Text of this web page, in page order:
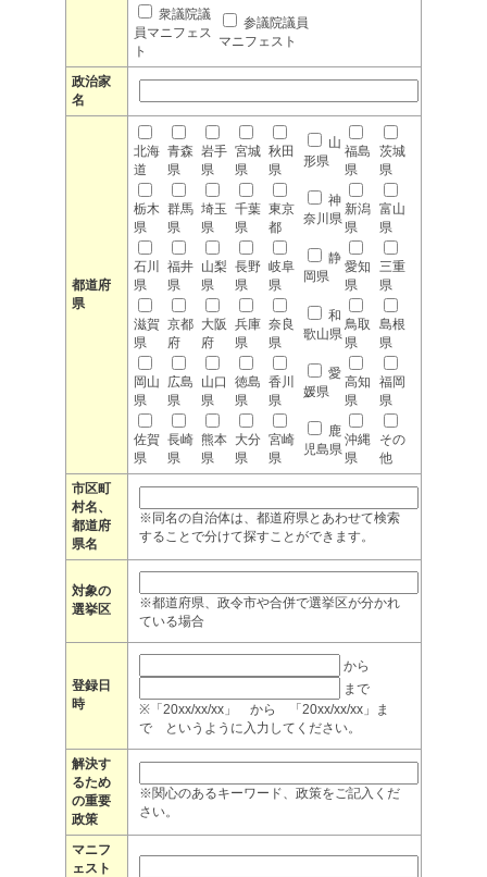
衆議院議
員マニフェス
ト
参議院議員
マニフェスト
政治家
名
都道府
県
北海
道
青森
県
岩手
県
宮城
県
秋田
県
山
形県
福島
県
茨城
県
栃木
県
群馬
県
埼玉
県
千葉
県
東京
都
神
奈川県
新潟
県
富山
県
石川
県
福井
県
山梨
県
長野
県
岐阜
県
静
岡県
愛知
県
三重
県
滋賀
県
京都
府
大阪
府
兵庫
県
奈良
県
和
歌山県
鳥取
県
島根
県
岡山
県
広島
県
山口
県
徳島
県
香川
県
愛
媛県
高知
県
福岡
県
佐賀
県
長崎
県
熊本
県
大分
県
宮崎
県
鹿
児島県
沖縄
県
その
他
市区町
村名、
都道府
県名
※同名の自治体は、都道府県とあわせて検索
することで分けて探すことができます。
対象の
選挙区
※都道府県、政令市や合併で選挙区が分かれ
ている場合
登録日
時
から
まで
※「20xx/xx/xx」 から 「20xx/xx/xx」ま
で というように入力してください。
解決す
るため
の重要
政策
※関心のあるキーワード、政策をご記入くだ
さい。
マニフ
ェスト